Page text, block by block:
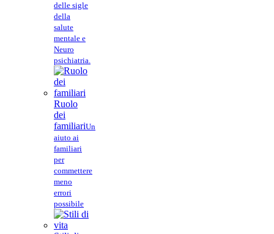
delle sigle
della
salute
mentale e
Neuro
psichiatria.
Ruolo
dei
familiariUn
aiuto ai
familiari
per
commettere
meno
errori
possibile